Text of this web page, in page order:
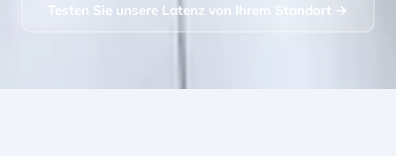
Testen Sie unsere Latenz von Ihrem Standort →